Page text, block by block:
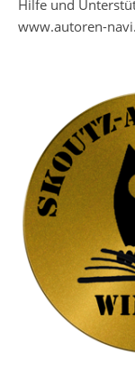
Hilfe und
www.autoren-